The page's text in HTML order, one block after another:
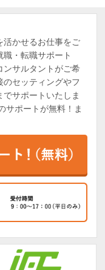
活かせるお仕事をご
・転職サポート
ンサルタントがご希
セッティングやフ
サポートいたしま
サポートが無料！ま